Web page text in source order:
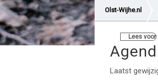
Olst-Wijhe.nl
Lees voor
Laatst